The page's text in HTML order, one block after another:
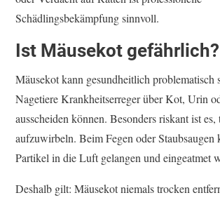
Schädlingsbekämpfung sinnvoll.
Ist Mäusekot gefährlich?
Mäusekot kann gesundheitlich problematisch
Nagetiere Krankheitserreger über Kot, Urin
ausscheiden können. Besonders riskant ist
aufzuwirbeln. Beim Fegen oder Staubsaugen
Partikel in die Luft gelangen und eingeatmet
Deshalb gilt: Mäusekot niemals trocken